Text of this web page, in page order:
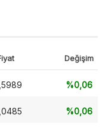
Değişim
%0,06
%0,06